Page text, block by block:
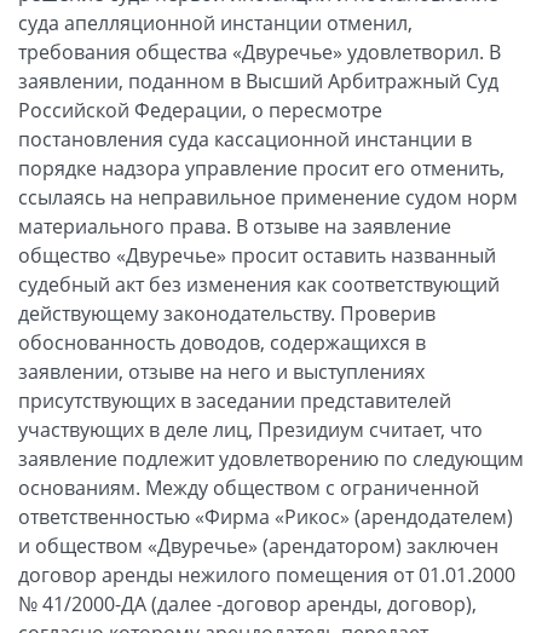
суда апелляционной инстанции отменил,
требования общества «Двуречье» удовлетворил. В
заявлении, поданном в Высший Арбитражный Суд
Российской Федерации, о пересмотре
постановления суда кассационной инстанции в
порядке надзора управление просит его отменить,
ссылаясь на неправильное применение судом норм
материального права. В отзыве на заявление
общество «Двуречье» просит оставить названный
судебный акт без изменения как соответствующий
действующему законодательству. Проверив
обоснованность доводов, содержащихся в
заявлении, отзыве на него и выступлениях
присутствующих в заседании представителей
участвующих в деле лиц, Президиум считает, что
заявление подлежит удовлетворению по следующим
основаниям. Между обществом с ограниченной
ответственностью «Фирма «Рикос» (арендодателем)
и обществом «Двуречье» (арендатором) заключен
договор аренды нежилого помещения от 01.01.2000
№ 41/2000-ДА (далее -договор аренды, договор),